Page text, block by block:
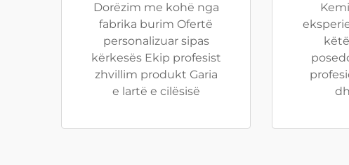
Dorëzim me kohë nga
fabrika burim Ofertë
personalizuar sipas
kërkesës Ekip profesist
zhvillim produkt Garia
e lartë e cilësisë